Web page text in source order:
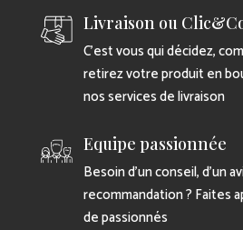
Livraison ou
C’est vous qui décidez,
retirez votre produit en
nos services de livraison
Equipe passionnée
Besoin d’un conseil, d’un
recommandation ? Faites
de passionnés